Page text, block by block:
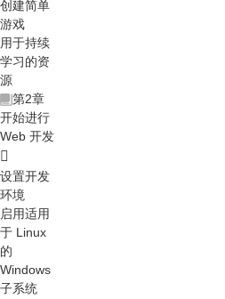
创建简单
游戏
用于持续
学习的资
源
第2章
开始进行
Web 开发
设置开发
环境
启用适用
于 Linux
的
Windows
子系统